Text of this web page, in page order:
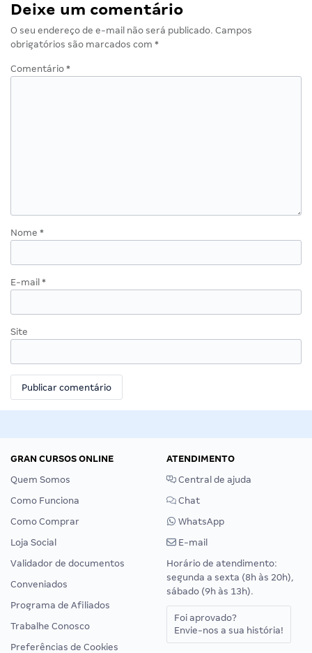
Deixe um comentário
O seu endereço de e-mail não será publicado. Campos
obrigatórios são marcados com *
Comentário *
Nome *
E-mail *
Site
GRAN CURSOS ONLINE
Quem Somos
Como Funciona
Como Comprar
Loja Social
Validador de documentos
Conveniados
Programa de Afiliados
Trabalhe Conosco
Preferências de Cookies
ATENDIMENTO
Central de ajuda
Chat
WhatsApp
E-mail
Horário de atendimento:
segunda a sexta (8h às 20h),
sábado (9h às 13h).
Foi aprovado?
Envie-nos a sua história!